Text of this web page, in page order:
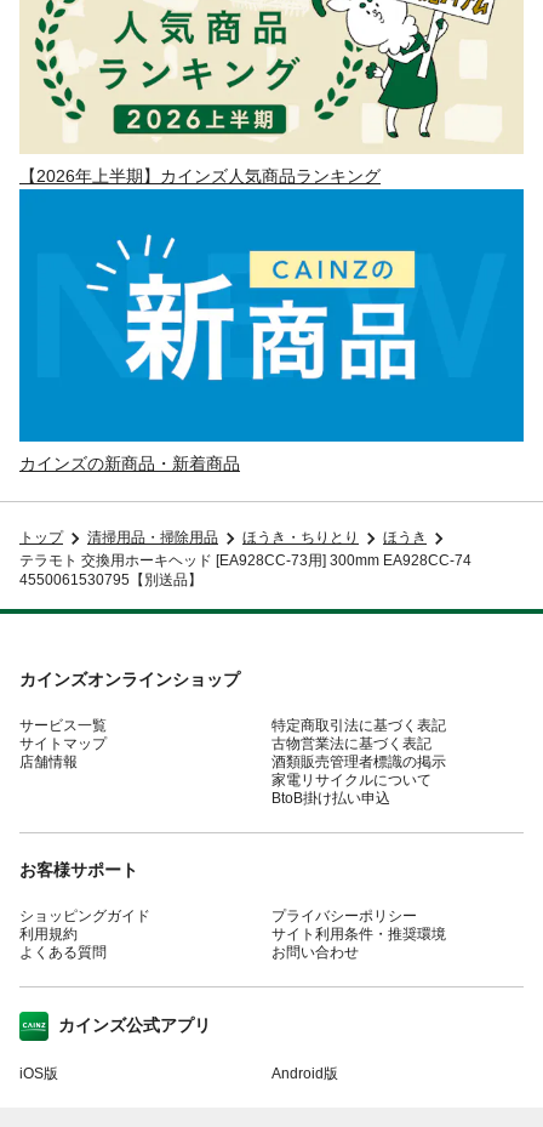
【2026年上半期】カインズ人気商品ランキング
カインズの新商品・新着商品
トップ 清掃用品・掃除用品 ほうき・ちりとり
ほうき
テラモト 交換用ホーキヘッド [EA928CC-73用] 300mm EA928CC-74
4550061530795【別送品】
カインズオンラインショップ
サービス一覧
サイトマップ
店舗情報
特定商取引法に基づく表記
古物営業法に基づく表記
酒類販売管理者標識の掲示
家電リサイクルについて
BtoB掛け払い申込
お客様サポート
ショッピングガイド
利用規約
よくある質問
プライバシーポリシー
サイト利用条件・推奨環境
お問い合わせ
カインズ公式アプリ
iOS版 Android版